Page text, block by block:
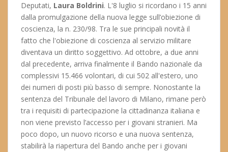
Deputati, Laura Boldrini. L'8 luglio si ricordano i 15 anni
dalla promulgazione della nuova legge sull’obiezione di
coscienza, la n. 230/98. Tra le sue principali novità il
fatto che l'obiezione di coscienza al servizio militare
diventava un diritto soggettivo. Ad ottobre, a due anni
dal precedente, arriva finalmente il Bando nazionale da
complessivi 15.466 volontari, di cui 502 all'estero, uno
dei numeri di posti più basso di sempre. Nonostante la
sentenza del Tribunale del lavoro di Milano, rimane però
tra i requisiti di partecipazione la cittadinanza italiana e
non viene previsto l’accesso per i giovani stranieri. Ma
poco dopo, un nuovo ricorso e una nuova sentenza,
stabilirà la riapertura del Bando anche per i giovani